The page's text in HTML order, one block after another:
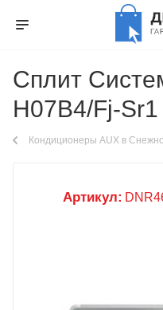
Сплит
H07B4/Fj-
Кондиционеры AUX в
Артикул: